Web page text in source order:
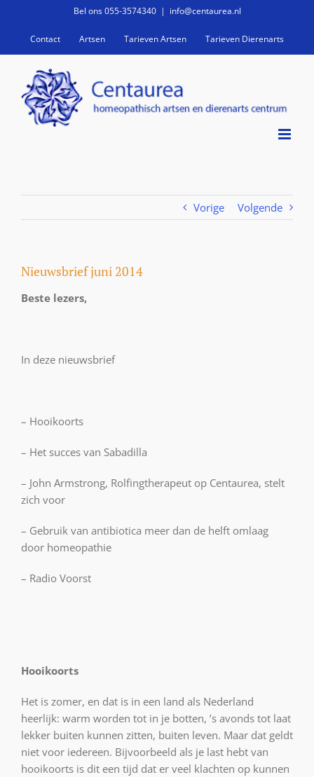
inhoud
Bel ons 055-3574340 | info@centaurea.nl
Contact Artsen Tarieven Artsen Tarieven Dierenarts
Vorige Volgende
Nieuwsbrief juni 2014
Beste lezers,
In deze nieuwsbrief
– Hooikoorts
– Het succes van Sabadilla
– John Armstrong, Rolfingtherapeut op Centaurea, stelt
zich voor
– Gebruik van antibiotica meer dan de helft omlaag
door homeopathie
– Radio Voorst
Hooikoorts
Het is zomer, en dat is in een land als Nederland
heerlijk: warm worden tot in je botten, ’s avonds tot laat
lekker buiten kunnen zitten, buiten leven. Maar dat geldt
niet voor iedereen. Bijvoorbeeld als je last hebt van
hooikoorts is dit een tijd dat er veel klachten op kunnen